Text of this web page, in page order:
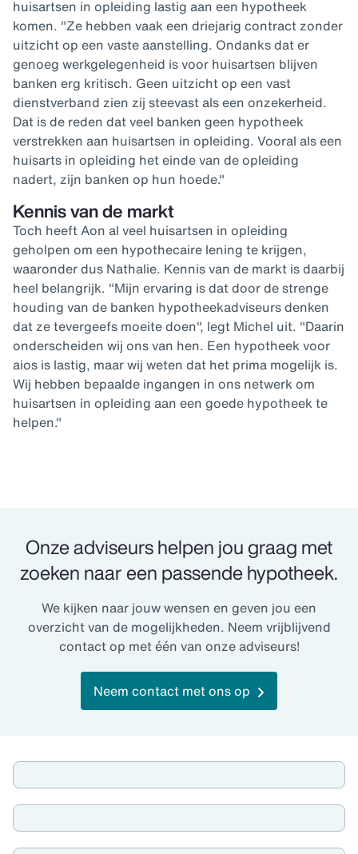
huisartsen in opleiding lastig aan een hypotheek
komen. "Ze hebben vaak een driejarig contract zonder
uitzicht op een vaste aanstelling. Ondanks dat er
genoeg werkgelegenheid is voor huisartsen blijven
banken erg kritisch. Geen uitzicht op een vast
dienstverband zien zij steevast als een onzekerheid.
Dat is de reden dat veel banken geen hypotheek
verstrekken aan huisartsen in opleiding. Vooral als een
huisarts in opleiding het einde van de opleiding
nadert, zijn banken op hun hoede."
Kennis van de markt
Toch heeft Aon al veel huisartsen in opleiding
geholpen om een hypothecaire lening te krijgen,
waaronder dus Nathalie. Kennis van de markt is daarbij
heel belangrijk. "Mijn ervaring is dat door de strenge
houding van de banken hypotheekadviseurs denken
dat ze tevergeefs moeite doen", legt Michel uit. "Daarin
onderscheiden wij ons van hen. Een hypotheek voor
aios is lastig, maar wij weten dat het prima mogelijk is.
Wij hebben bepaalde ingangen in ons netwerk om
huisartsen in opleiding aan een goede hypotheek te
helpen."
Onze adviseurs helpen jou graag met
zoeken naar een passende hypotheek.
We kijken naar jouw wensen en geven jou een
overzicht van de mogelijkheden. Neem vrijblijvend
contact op met één van onze adviseurs!
Neem contact met ons op